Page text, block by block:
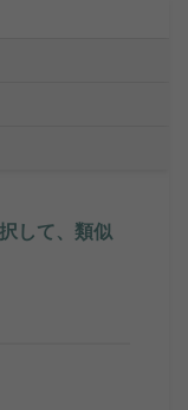
して、類似